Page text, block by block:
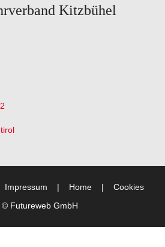
Kitzbühel
© Futureweb GmbH
Impressum Home Cookies